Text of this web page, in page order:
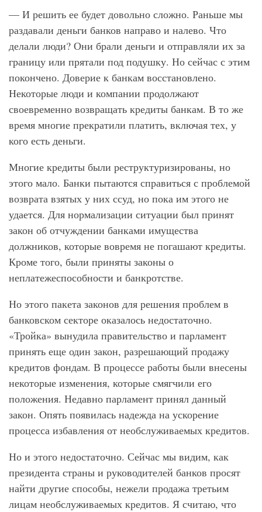
— И решить ее будет довольно сложно. Раньше мы
раздавали деньги банков направо и налево. Что
делали люди? Они брали деньги и отправляли их за
границу или прятали под подушку. Но сейчас с этим
покончено. Доверие к банкам восстановлено.
Некоторые люди и компании продолжают
своевременно возвращать кредиты банкам. В то же
время многие прекратили платить, включая тех, у
кого есть деньги.
Многие кредиты были реструктуризированы, но
этого мало. Банки пытаются справиться с проблемой
возврата взятых у них ссуд, но пока им этого не
удается. Для нормализации ситуации был принят
закон об отчуждении банками имущества
должников, которые вовремя не погашают кредиты.
Кроме того, были приняты законы о
неплатежеспособности и банкротстве.
Но этого пакета законов для решения проблем в
банковском секторе оказалось недостаточно.
«Тройка» вынудила правительство и парламент
принять еще один закон, разрешающий продажу
кредитов фондам. В процессе работы были внесены
некоторые изменения, которые смягчили его
положения. Недавно парламент принял данный
закон. Опять появилась надежда на ускорение
процесса избавления от необслуживаемых кредитов.
Но и этого недостаточно. Сейчас мы видим, как
президента страны и руководителей банков просят
найти другие способы, нежели продажа третьим
лицам необслуживаемых кредитов. Я считаю, что